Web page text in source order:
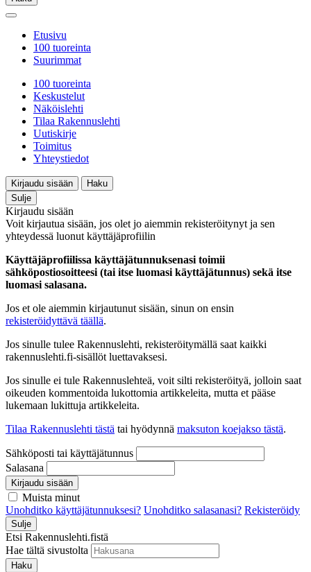
Etusivu
100 tuoreinta
Suurimmat
100 tuoreinta
Keskustelut
Näköislehti
Tilaa Rakennuslehti
Uutiskirje
Toimitus
Yhteystiedot
Kirjaudu sisään
Haku
Sulje
Kirjaudu sisään
Voit kirjautua sisään, jos olet jo aiemmin rekisteröitynyt ja sen
yhteydessä luonut käyttäjäprofiilin
Käyttäjäprofiilissa käyttäjätunnuksenasi toimii
sähköpostiosoitteesi (tai itse luomasi käyttäjätunnus) sekä itse
luomasi salasana.
Jos et ole aiemmin kirjautunut sisään, sinun on ensin
rekisteröidyttävä täällä.
Jos sinulle tulee Rakennuslehti, rekisteröitymällä saat kaikki
rakennuslehti.fi-sisällöt luettavaksesi.
Jos sinulle ei tule Rakennuslehteä, voit silti rekisteröityä, jolloin saat
oikeuden kommentoida lukottomia artikkeleita, mutta et pääse
lukemaan lukittuja artikkeleita.
Tilaa Rakennuslehti tästä tai hyödynnä maksuton koejakso tästä.
Sähköposti tai käyttäjätunnus
Salasana
Kirjaudu sisään
Muista minut
Unohditko käyttäjätunnuksesi? Unohditko salasanasi? Rekisteröidy
Sulje
Etsi Rakennuslehti.fistä
Hae tältä sivustolta
Haku